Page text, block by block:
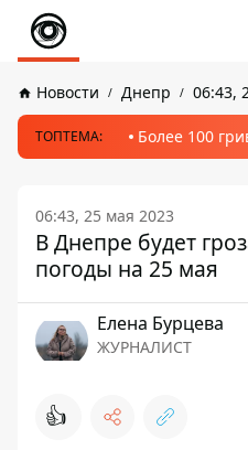
Новости Днепр 06:43,
ТОПТЕМА: Более 100
06:43, 25 мая 2023
В Днепре будет
погоды на 25 мая
Елена Бурцева
ЖУРНАЛИСТ
👍